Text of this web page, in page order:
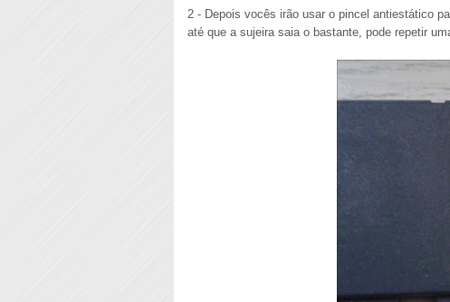
2 - Depois vocês irão usar o pincel antiestático
até que a sujeira saia o bastante, pode repetir